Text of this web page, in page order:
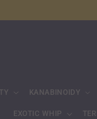
KANABINOIDY
EXOTIC WHIP